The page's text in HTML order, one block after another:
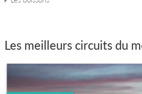
Les meilleurs circuits du